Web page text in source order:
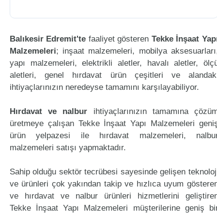
Balıkesir Edremit'te faaliyet gösteren Tekke İnşaat
Malzemeleri; inşaat malzemeleri, mobilya
yapı malzemeleri, elektrikli aletler, havalı aletler,
aletleri, genel hırdavat ürün çeşitleri ve
ihtiyaçlarınızın neredeyse tamamını karşılayabiliyor.
Hırdavat ve nalbur ihtiyaçlarınızın tamamına
üretmeye çalışan Tekke İnşaat Yapı Malzemeleri
ürün yelpazesi ile hırdavat malzemeleri,
malzemeleri satışı yapmaktadır.
Sahip olduğu sektör tecrübesi sayesinde gelişen
ve ürünleri çok yakından takip ve hızlıca uyum
ve hırdavat ve nalbur ürünleri hizmetlerini
Tekke İnşaat Yapı Malzemeleri müşterilerine geniş